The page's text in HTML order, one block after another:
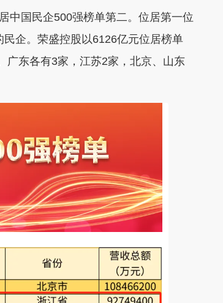
中国民企500强榜单第二。位居第一位
企。荣盛控股以6126亿元位居榜单
广东各有3家，江苏2家，北京、山东